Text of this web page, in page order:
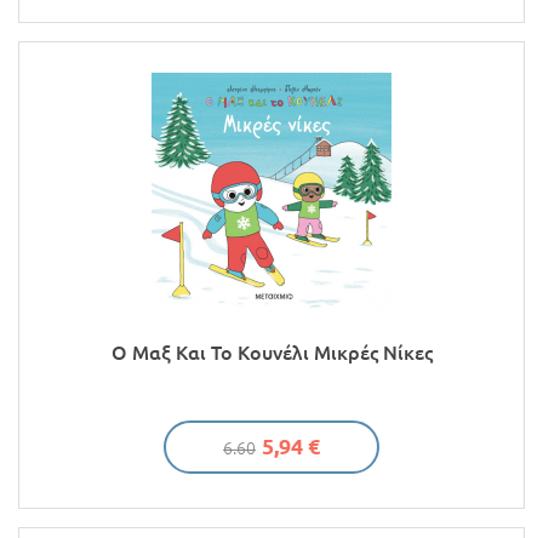
Ο Μαξ Και Το Κουνέλι Μικρές Νίκες
6.60 5,94 €